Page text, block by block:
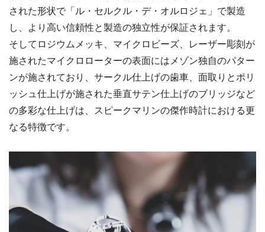
された形状で「ル・セルクル・デ・オルロジェ」で製造
し、より高い信頼性と製造の独立性が保証されます。
そしてロジウムメッキ、マイクロビーズ、レーザー彫刻が
施されたマイクロローターの表面にはメゾン独自のパター
ンが施されており、サークル仕上げの歯車、面取りとポリ
ッシュ仕上げが施された垂直サテン仕上げのブリッジなど
の多彩な仕上げは、スピークマリンの傑作時計における更
なる特徴です。